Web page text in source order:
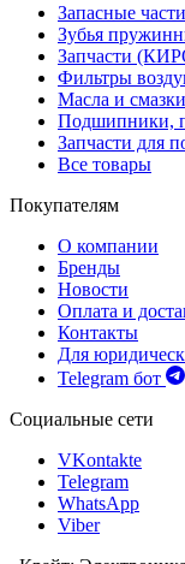
Запасные
Зубья
Запчасти
Фильтры
Масла и смазки
Подшипники,
Запчасти для
Все товары
Покупателям
О компании
Бренды
Новости
Оплата и
Контакты
Для
Telegram бот
Социальные сети
VKontakte
Telegram
WhatsApp
Viber